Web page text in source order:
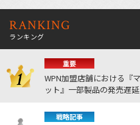
RANKING
ランキング
重要
WPN加盟店舗における『
ット』一部製品の発売遅
戦略記事